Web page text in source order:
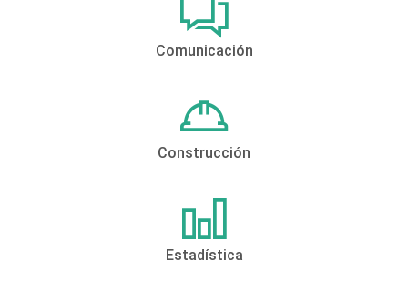
Comunicación
Construcción
Estadística